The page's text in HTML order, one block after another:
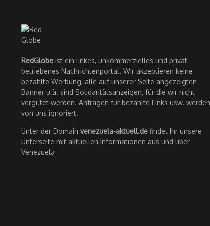
RedGlobe ist ein linkes, unkommerzielles und privat
betriebenes Nachrichtenportal. Wir akzeptieren keine
bezahlte Werbung, alle auf unserer Seite angezeigten
Banner u.ä. sind Solidaritätsanzeigen, für die wir nicht
vergütet werden. Anfragen für bezahlte Links usw. werden
von uns ignoriert.
Unter der Domain venezuela-aktuell.de findet Ihr unsere
Unterseite mit aktuellen Informationen aus und über
Venezuela